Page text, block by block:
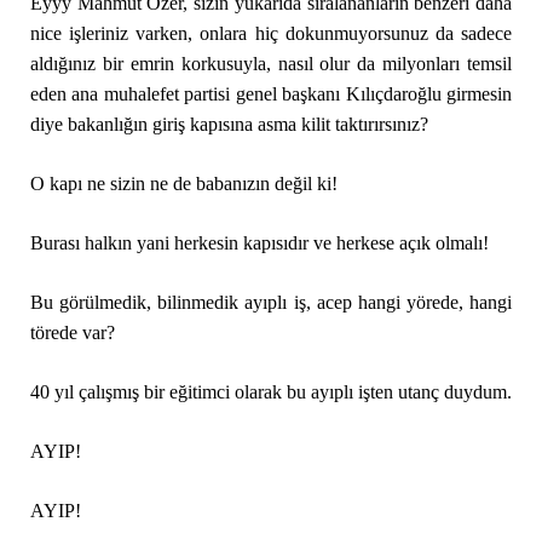
nice işleriniz varken, onlara hiç dokunmuyorsunuz da sadece
aldığınız bir emrin korkusuyla, nasıl olur da milyonları temsil
eden ana muhalefet partisi genel başkanı Kılıçdaroğlu girmesin
diye bakanlığın giriş kapısına asma kilit taktırırsınız?
O kapı ne sizin ne de babanızın değil ki!
Burası halkın yani herkesin kapısıdır ve herkese açık olmalı!
Bu görülmedik, bilinmedik ayıplı iş, acep hangi yörede, hangi
törede var?
40 yıl çalışmış bir eğitimci olarak bu ayıplı işten utanç duydum.
AYIP!
AYIP!